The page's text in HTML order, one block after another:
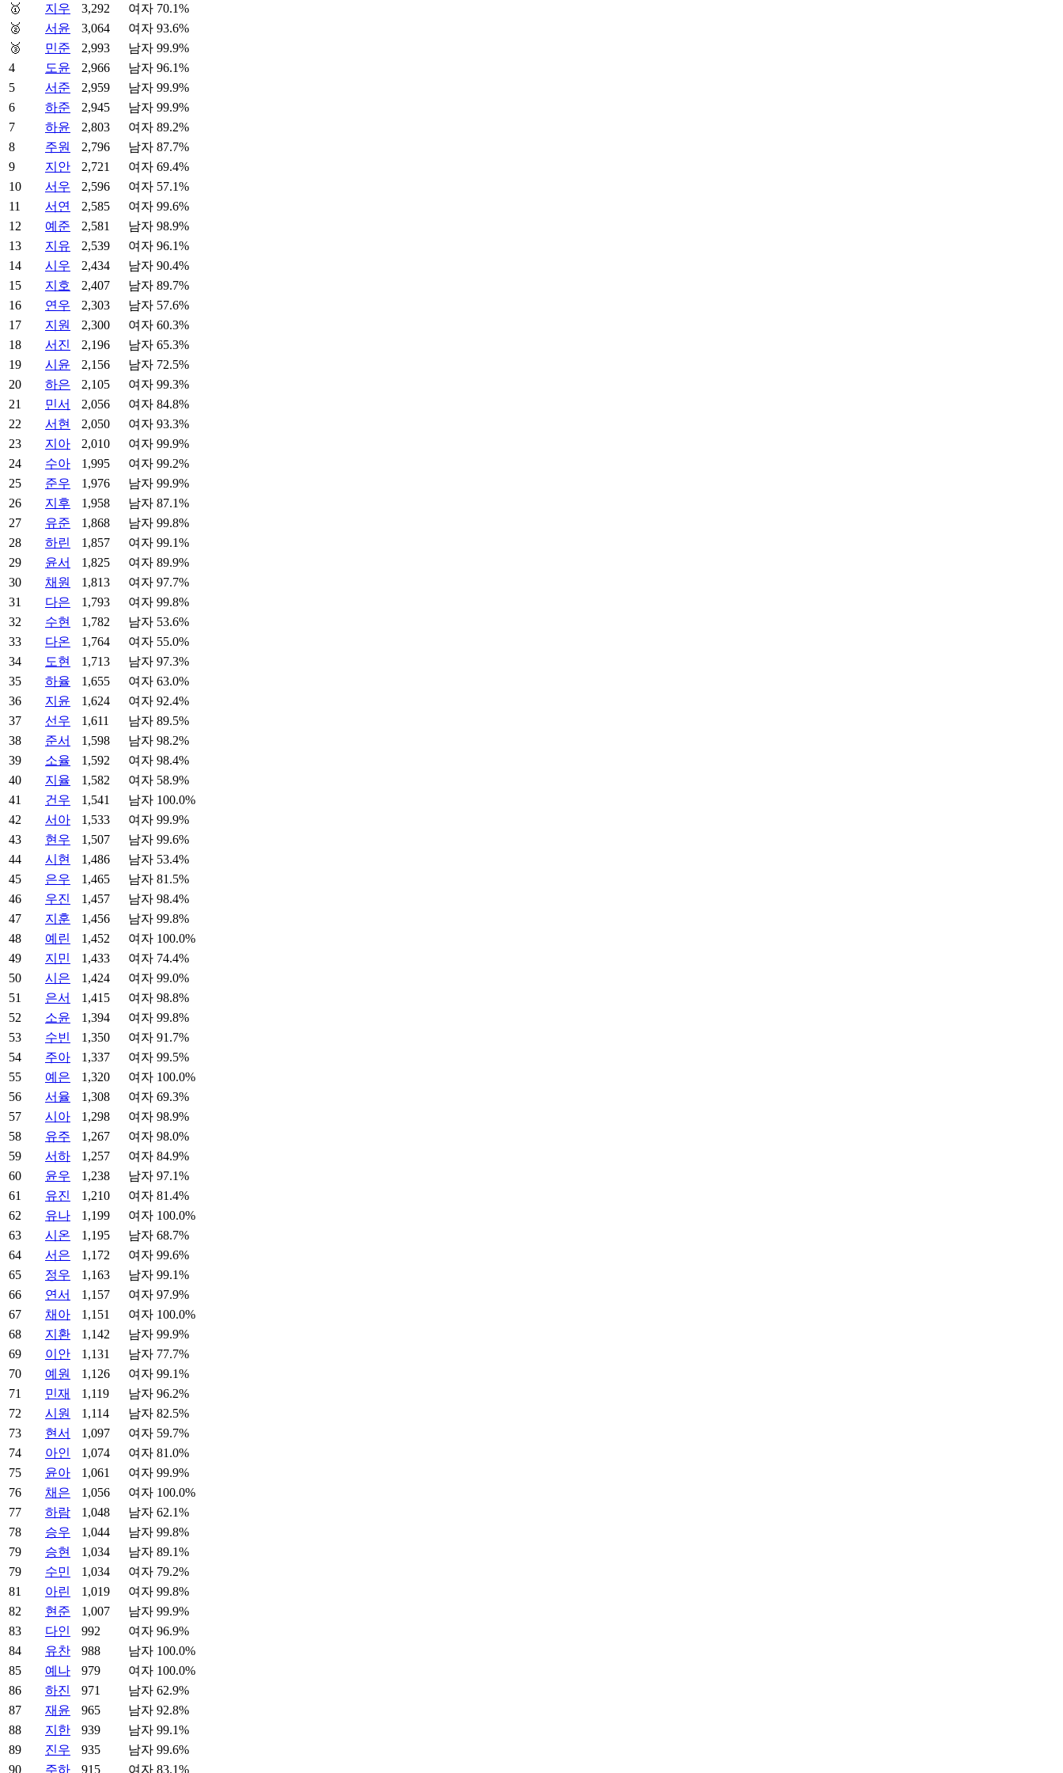
🥇 지우 3,292
여자 70.1%
🥈
서윤 3,064
여자 93.6%
🥉
민준 2,993
남자 99.9%
4
도윤 2,966
남자 96.1%
5
서준 2,959
남자 99.9%
6
하준 2,945
남자 99.9%
7
하윤 2,803
여자 89.2%
8
주원 2,796
남자 87.7%
9
지안 2,721
여자 69.4%
10
서우 2,596
여자 57.1%
11
서연 2,585
여자 99.6%
12
예준 2,581
남자 98.9%
13
지유 2,539
여자 96.1%
14
시우 2,434
남자 90.4%
15
지호 2,407
남자 89.7%
16
연우 2,303
남자 57.6%
17
지원 2,300
여자 60.3%
18
서진 2,196
남자 65.3%
19
시윤 2,156
남자 72.5%
20
하은 2,105
여자 99.3%
21
민서 2,056
여자 84.8%
22
서현 2,050
여자 93.3%
23
지아 2,010
여자 99.9%
24
수아 1,995
여자 99.2%
25
준우 1,976
남자 99.9%
26
지후 1,958
남자 87.1%
27
유준 1,868
남자 99.8%
28
하린 1,857
여자 99.1%
29
윤서 1,825
여자 89.9%
30
채원 1,813
여자 97.7%
31
다은 1,793
여자 99.8%
32
수현 1,782
남자 53.6%
33
다온 1,764
여자 55.0%
34
도현 1,713
남자 97.3%
35
하율 1,655
여자 63.0%
36
지윤 1,624
여자 92.4%
37
선우 1,611
남자 89.5%
38
준서 1,598
남자 98.2%
39
소율 1,592
여자 98.4%
40
지율 1,582
여자 58.9%
41
건우 1,541
남자 100.0%
42
서아 1,533
여자 99.9%
43
현우 1,507
남자 99.6%
44
시현 1,486
남자 53.4%
45
은우 1,465
남자 81.5%
46
우진 1,457
남자 98.4%
47
지훈 1,456
남자 99.8%
48
예린 1,452
여자 100.0%
49
지민 1,433
여자 74.4%
50
시은 1,424
여자 99.0%
51
은서 1,415
여자 98.8%
52
소윤 1,394
여자 99.8%
53
수빈 1,350
여자 91.7%
54
주아 1,337
여자 99.5%
55
예은 1,320
여자 100.0%
56
서율 1,308
여자 69.3%
57
시아 1,298
여자 98.9%
58
유주 1,267
여자 98.0%
59
서하 1,257
여자 84.9%
60
윤우 1,238
남자 97.1%
61
유진 1,210
여자 81.4%
62
유나 1,199
여자 100.0%
63
시온 1,195
남자 68.7%
64
서은 1,172
여자 99.6%
65
정우 1,163
남자 99.1%
66
연서 1,157
여자 97.9%
67
채아 1,151
여자 100.0%
68
지환 1,142
남자 99.9%
69
이안 1,131
남자 77.7%
70
예원 1,126
여자 99.1%
71
민재 1,119
남자 96.2%
72
시원 1,114
남자 82.5%
73
현서 1,097
여자 59.7%
74
아인 1,074
여자 81.0%
75
윤아 1,061
여자 99.9%
76
채은 1,056
여자 100.0%
77
하람 1,048
남자 62.1%
78
승우 1,044
남자 99.8%
79
승현 1,034
남자 89.1%
79
수민 1,034
여자 79.2%
81
아린 1,019
여자 99.8%
82
현준 1,007
남자 99.9%
83
다인 992
여자 96.9%
84
유찬 988
남자 100.0%
85
예나 979
여자 100.0%
86
하진 971
남자 62.9%
87
재윤 965
남자 92.8%
88
지한 939
남자 99.1%
89
진우 935
남자 99.6%
90
주하 915 여자 83.1%